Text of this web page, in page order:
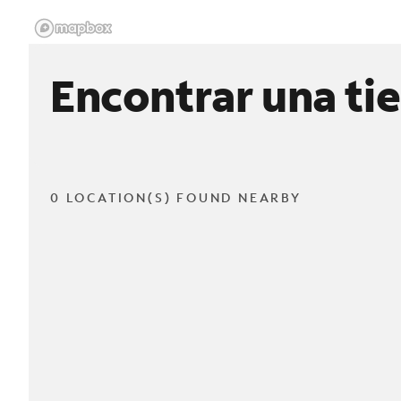
Encontrar una
0 LOCATION(S) FOUND NEARBY